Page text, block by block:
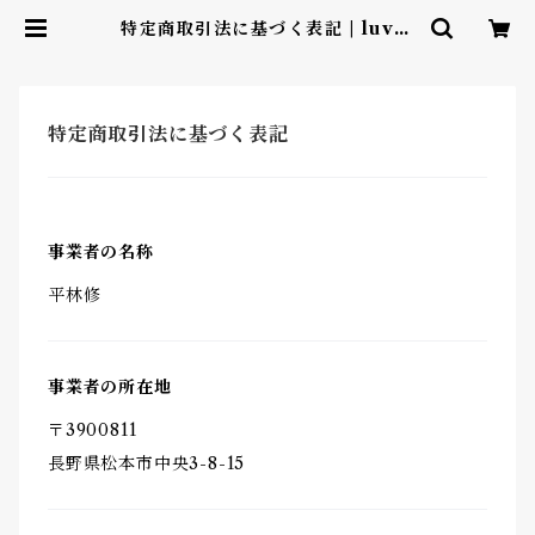
特定商取引法に基づく表記 | luvcl
特定商取引法に基づく表記
事業者の名称
平林修
事業者の所在地
〒3900811
長野県松本市中央3-8-15